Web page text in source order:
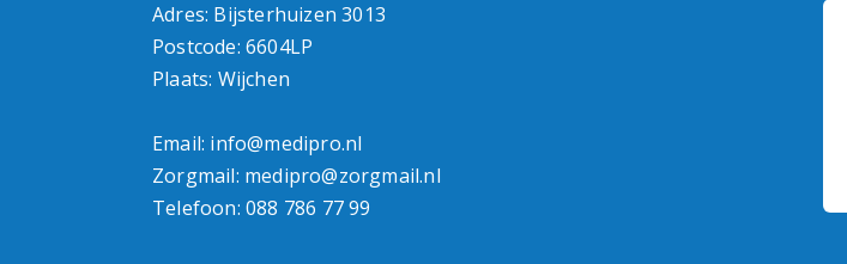
Adres: Bijsterhuizen 3013
Postcode: 6604LP
Plaats: Wijchen
Email: info@medipro.nl
Zorgmail: medipro@zorgmail.nl
Telefoon: 088 786 77 99